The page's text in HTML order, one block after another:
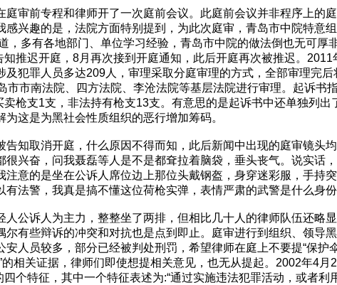
审前专程和律师开了一次庭前会议。此庭前会议并非程序上的
兴趣的是，法院方面特别提到，为此次庭审，青岛市中院特意
，多有各地部门、单位学习经验，青岛市中院的做法倒也无可厚
推迟开庭，8月再次接到开庭通知，此后开庭再次被推迟。
犯罪人员多达209人，审理采取分庭审理的方式，全部审理完
市南法院、四方法院、李沧法院等基层法院进行审理。起诉书
枪支1支，非法持有枪支13支。有意思的是起诉书中还单独列出
这是为黑社会性质组织的恶行增加筹码。
知取消开庭，什么原因不得而知，此后新闻中出现的庭审镜头
兴奋，问我聂磊等人是不是都耷拉着脑袋，垂头丧气。说实话
意的是坐在公诉人席位边上那位头戴钢盔，身穿迷彩服，手持
法警，我真是搞不懂这位荷枪实弹，表情严肃的武警是什么身份
公诉人为主力，整整坐了两排，但相比几十人的律师队伍还略
有些辩诉的冲突和对抗也是点到即止。庭审进行到组织、领导
人员较多，部分已经被判处刑罚，希望律师在庭上不要提“保护
相关证据，律师们即使想提相关意见，也无从提起。2002年4
个特征，其中一个特征表述为:“通过实施违法犯罪活动，或者利